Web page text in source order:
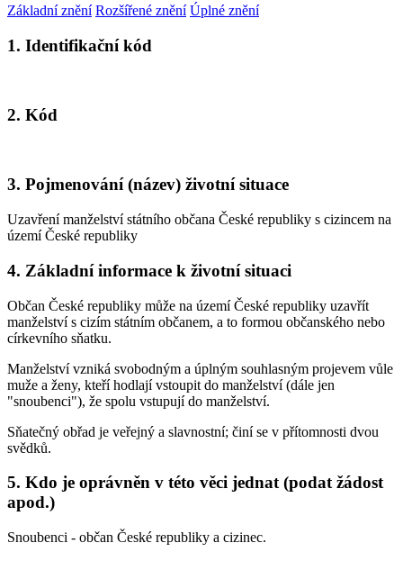
Základní znění Rozšířené znění Úplné znění
1. Identifikační kód
2. Kód
3. Pojmenování (název) životní situace
Uzavření manželství státního občana České republiky s cizincem na
území České republiky
4. Základní informace k životní situaci
Občan České republiky může na území České republiky uzavřít
manželství s cizím státním občanem, a to formou občanského nebo
církevního sňatku.
Manželství vzniká svobodným a úplným souhlasným projevem vůle
muže a ženy, kteří hodlají vstoupit do manželství (dále jen
"snoubenci"), že spolu vstupují do manželství.
Sňatečný obřad je veřejný a slavnostní; činí se v přítomnosti dvou
svědků.
5. Kdo je oprávněn v této věci jednat (podat žádost
apod.)
Snoubenci - občan České republiky a cizinec.